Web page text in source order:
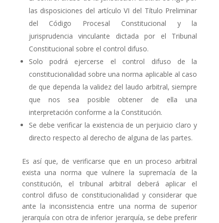
las disposiciones del artículo VI del Título Preliminar
del Código Procesal Constitucional y la
jurisprudencia vinculante dictada por el Tribunal
Constitucional sobre el control difuso.
Solo podrá ejercerse el control difuso de la
constitucionalidad sobre una norma aplicable al caso
de que dependa la validez del laudo arbitral, siempre
que nos sea posible obtener de ella una
interpretación conforme a la Constitución.
Se debe verificar la existencia de un perjuicio claro y
directo respecto al derecho de alguna de las partes.
Es así que, de verificarse que en un proceso arbitral
exista una norma que vulnere la supremacía de la
constitución, el tribunal arbitral deberá aplicar el
control difuso de constitucionalidad y considerar que
ante la inconsistencia entre una norma de superior
jerarquía con otra de inferior jerarquía, se debe preferir